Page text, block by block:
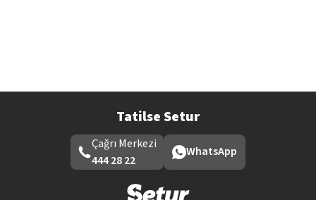
Tatilse Setur
Çağrı Merkezi
444 28 22
WhatsApp